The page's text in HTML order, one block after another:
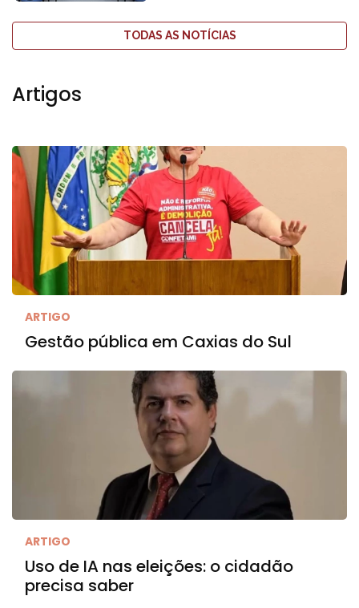
TODAS AS NOTÍCIAS
Artigos
ARTIGO
Gestão pública em Caxias do Sul
ARTIGO
Uso de IA nas eleições: o cidadão
precisa saber